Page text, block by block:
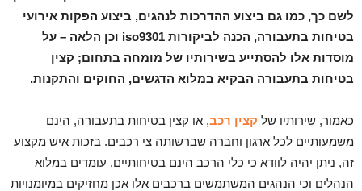
לשם כך, כמו גם ביצוע ההדרכות לנהגים, ביצוע הפקות אירועי
בטיחות בתעבורה, הכנה לביקורות iso9301 וכן הלאה – על
מוסדות אלו להסתייע בשירותיו של מומחה בתחום; קצין
בטיחות בתעבורה הבקיא במלוא הדגשים, החוקים והתקנות.
כאמור, שירותיו של קצין רכב, או קצין בטיחות בתעבורה, הינם
משמעותיים לכל ארגון וחברה שברשותה צי רכבים. בזכות איש מקצוע
זה, ניתן יהיה לוודא כי כלי הרכב הינם בטיחותיים, עומדים במלוא
הנהלים וכי הנהגים המשתמשים ברכבים אלו אכן מחזיקים במיומנויות